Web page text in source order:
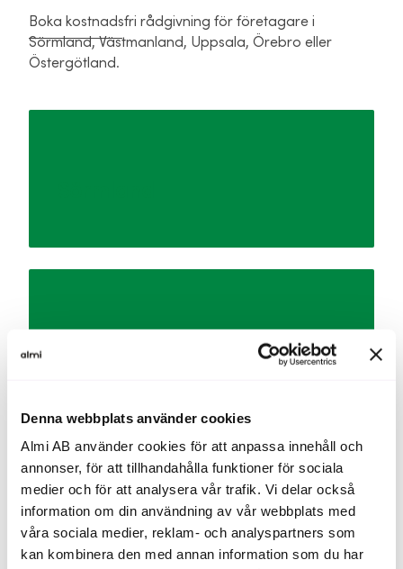
Denna webbplats använder cookies
Almi AB använder cookies för att anpassa innehåll och
annonser, för att tillhandahålla funktioner för sociala
medier och för att analysera vår trafik. Vi delar också
information om din användning av vår webbplats med
våra sociala medier, reklam- och analyspartners som
kan kombinera den med annan information som du har
Boka kostnadsfri rådgivning för företagare i
Sörmland, Västmanland, Uppsala, Örebro eller
Östergötland.
Västmanland